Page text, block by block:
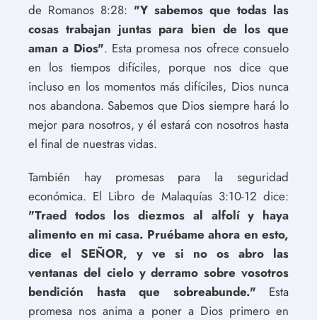
de Romanos 8:28: "Y sabemos que todas las
cosas trabajan juntas para bien de los que
aman a Dios". Esta promesa nos ofrece consuelo
en los tiempos difíciles, porque nos dice que
incluso en los momentos más difíciles, Dios nunca
nos abandona. Sabemos que Dios siempre hará lo
mejor para nosotros, y él estará con nosotros hasta
el final de nuestras vidas.
También hay promesas para la seguridad
económica. El Libro de Malaquías 3:10-12 dice:
"Traed todos los diezmos al alfolí y haya
alimento en mi casa. Pruébame ahora en esto,
dice el SEÑOR, y ve si no os abro las
ventanas del cielo y derramo sobre vosotros
bendición hasta que sobreabunde." Esta
promesa nos anima a poner a Dios primero en